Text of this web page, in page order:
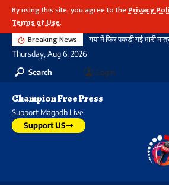
By using this site, you agree to thePrivacy
Terms of Use.
Breaking News
Thursday, Aug 6, 2026
Search
Login
Champion Free Press
Support Magadh Live
Support US